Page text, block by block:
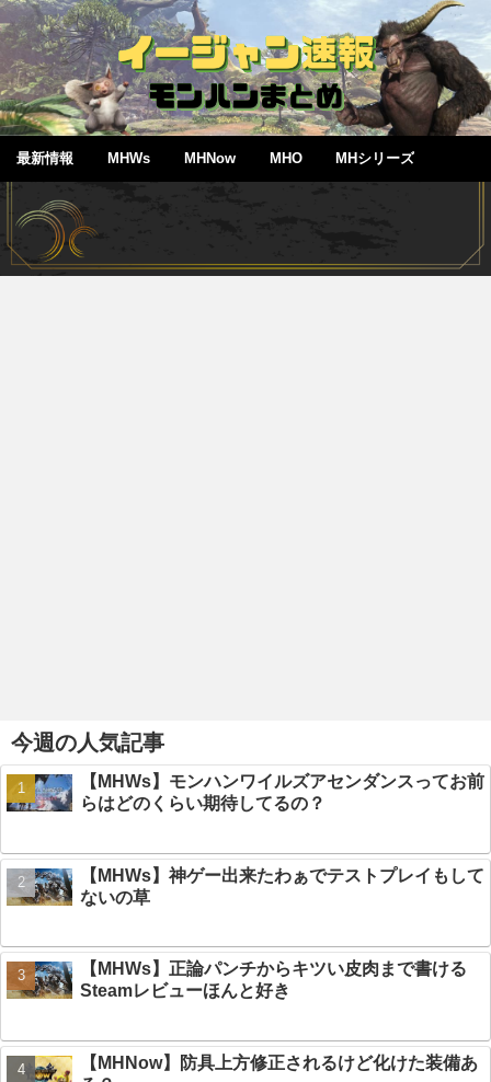
最新情報 MHWs MHNow MHO MHシリーズ
今週の人気記事
【MHWs】モンハンワイルズアセンダンスってお前
らはどのくらい期待してるの？
【MHWs】神ゲー出来たわぁでテストプレイもして
ないの草
【MHWs】正論パンチからキツい皮肉まで書ける
Steamレビューほんと好き
【MHNow】防具上方修正されるけど化けた装備あ